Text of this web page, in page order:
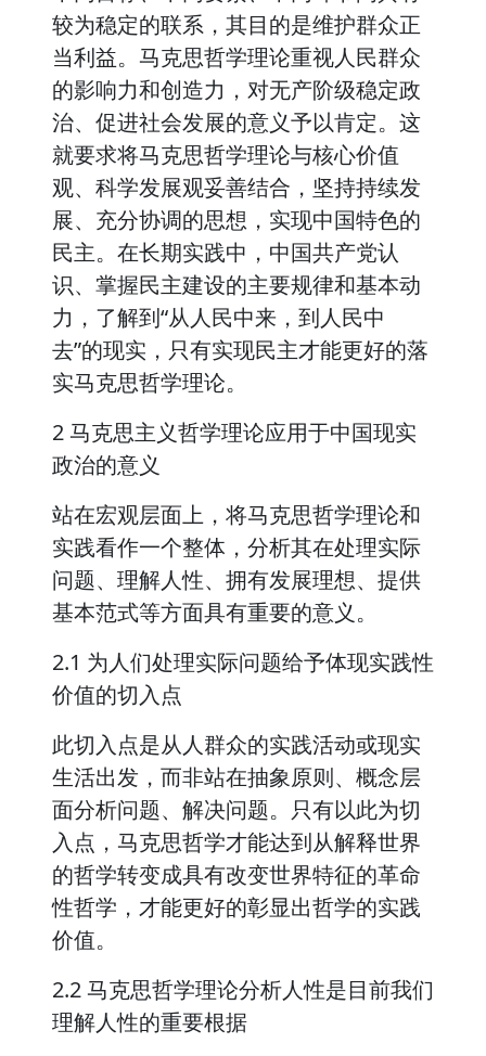
较为稳定的联系，其目的是维护群众正
当利益。马克思哲学理论重视人民群众
的影响力和创造力，对无产阶级稳定政
治、促进社会发展的意义予以肯定。这
就要求将马克思哲学理论与核心价值
观、科学发展观妥善结合，坚持持续发
展、充分协调的思想，实现中国特色的
民主。在长期实践中，中国共产党认
识、掌握民主建设的主要规律和基本动
力，了解到“从人民中来，到人民中
去”的现实，只有实现民主才能更好的落
实马克思哲学理论。
2 马克思主义哲学理论应用于中国现实
政治的意义
站在宏观层面上，将马克思哲学理论和
实践看作一个整体，分析其在处理实际
问题、理解人性、拥有发展理想、提供
基本范式等方面具有重要的意义。
2.1 为人们处理实际问题给予体现实践性
价值的切入点
此切入点是从人群众的实践活动或现实
生活出发，而非站在抽象原则、概念层
面分析问题、解决问题。只有以此为切
入点，马克思哲学才能达到从解释世界
的哲学转变成具有改变世界特征的革命
性哲学，才能更好的彰显出哲学的实践
价值。
2.2 马克思哲学理论分析人性是目前我们
理解人性的重要根据